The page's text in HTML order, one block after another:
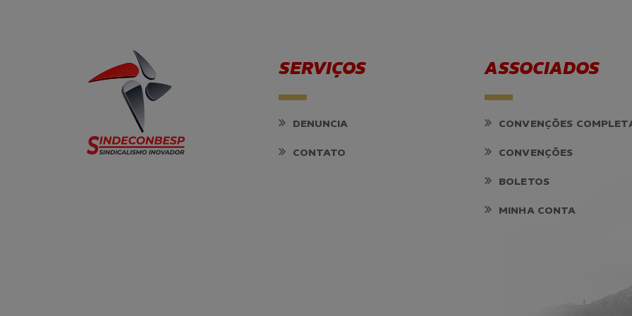
SERVIÇOS
DENUNCIA
CONTATO
ASSOCIADOS
CONVENÇÕES
CONVENÇÕES
BOLETOS
MINHA CONTA